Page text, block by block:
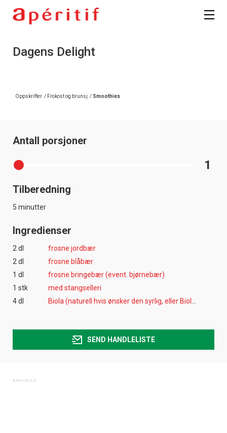
Dagens Delight
Oppskrifter / Frokost og brunsj / Smoothies
Antall porsjoner
1
Tilberedning
5 minutter
Ingredienser
2 dl
frosne jordbær
2 dl
frosne blåbær
1 dl
frosne bringebær (event. bjørnebær)
1 stk
med stangselleri
4 dl
SEND HANDLELISTE